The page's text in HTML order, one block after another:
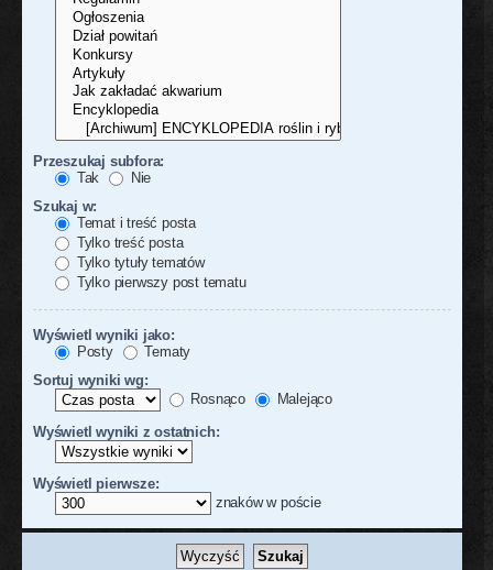
Przeszukaj subfora:
Tak
Nie
Szukaj w:
Temat i treść posta
Tylko treść posta
Tylko tytuły tematów
Tylko pierwszy post tematu
Wyświetl wyniki jako:
Posty
Tematy
Sortuj wyniki wg:
Rosnąco
Malejąco
Wyświetl wyniki z ostatnich:
Wyświetl pierwsze:
znaków w poście